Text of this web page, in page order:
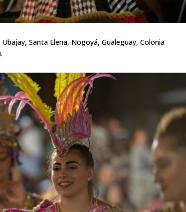
Santa Elena, Nogoyá, Gualeguay, Colonia